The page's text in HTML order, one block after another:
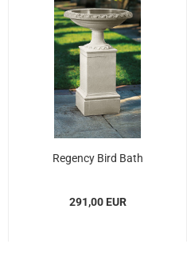
Regency Bird Bath
291,00 EUR